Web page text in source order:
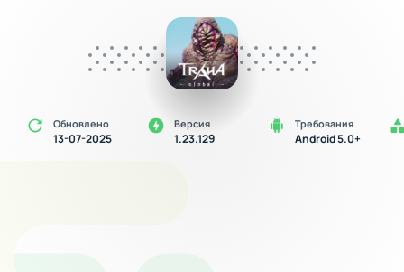
Обновлено
13-07-2025
Версия
1.23.129
Требования
Android 5.0+